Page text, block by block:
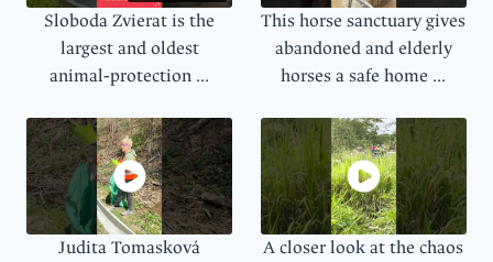
Sloboda Zvierat is the
largest and oldest
animal‑protection ...
This horse sanctuary gives
abandoned and elderly
horses a safe home ...
Judita Tomasková
A closer look at the chaos